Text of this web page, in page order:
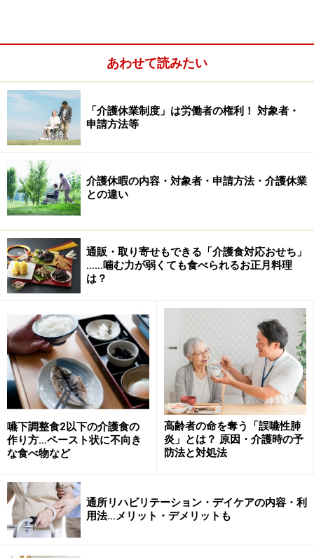
介護タクシー・福祉タクシー・ケアタクシ
ーの違い・定義
ー」といった名前を聞いたことがある方もいるかもしれ
ません。実は「介護タクシー」自体が正式名称ではな
く、わかりやすく呼ばれているだけで、正式な定義はあ
りません。福祉タクシーは「一般タクシー事業者が福祉
自動車で行う運送や障害者等の運送に範囲を限定したタ
クシー事業者が行う運送」と定義されてます。一般的
な、大まかな違いをご紹介しましょう。
■介護タクシーとは
福祉タクシーと同じ乗務員や業務内容に加え、介護保険
を利用して乗降時や自宅内での介護も行えるタクシー
■福祉タクシーとは
乗務員が一人の場合は介護系資格と二種免許、乗務員が
二人の場合は介護系資格者と二種免許保有者が一人ずつ
乗り、障害者等を目的地まで運送し介助を行うタクシー
あわせて読みたい
「介護休業制度」は労働者の権利！ 対象者・
申請方法等
介護休暇の内容・対象者・申請方法・介護休業
との違い
通販・取り寄せもできる「介護食対応おせち」
……噛む力が弱くても食べられるお正月料理
は？
嚥下調整食2以下の介護食の
作り方…ペースト状に不向き
な食べ物など
高齢者の命を奪う「誤嚥性肺
炎」とは？ 原因・介護時の予
防法と対処法
通所リハビリテーション・デイケアの内容・利
用法…メリット・デメリットも